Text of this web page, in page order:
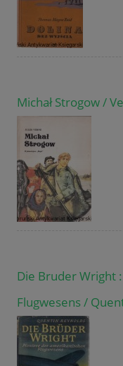
Michał Strogow /
Die Bruder Wright
Flugwesens /